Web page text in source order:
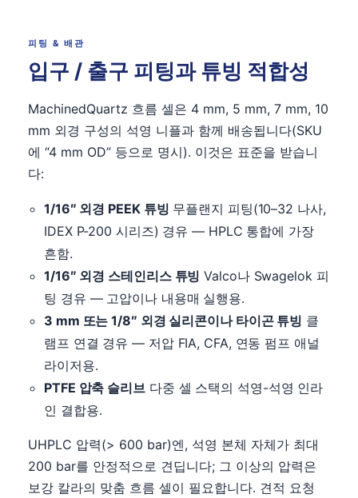
피팅 & 배관
입구 / 출구 피팅과 튜빙 적합성
MachinedQuartz 흐름 셀은 4 mm, 5 mm, 7 mm, 10
mm 외경 구성의 석영 니플과 함께 배송됩니다(SKU
에 “4 mm OD” 등으로 명시). 이것은 표준을 받습니
다:
1/16″ 외경 PEEK 튜빙 무플랜지 피팅(10–32 나사,
IDEX P-200 시리즈) 경유 — HPLC 통합에 가장
흔함.
1/16″ 외경 스테인리스 튜빙 Valco나 Swagelok 피
팅 경유 — 고압이나 내용매 실행용.
3 mm 또는 1/8″ 외경 실리콘이나 타이곤 튜빙 클
램프 연결 경유 — 저압 FIA, CFA, 연동 펌프 애널
라이저용.
PTFE 압축 슬리브다중 셀 스택의 석영-석영 인라
인 결합용.
UHPLC 압력(> 600 bar)엔, 석영 본체 자체가 최대
200 bar를 안정적으로 견딥니다; 그 이상의 압력은
보강 칼라의 맞춤 흐름 셀이 필요합니다. 견적 요청